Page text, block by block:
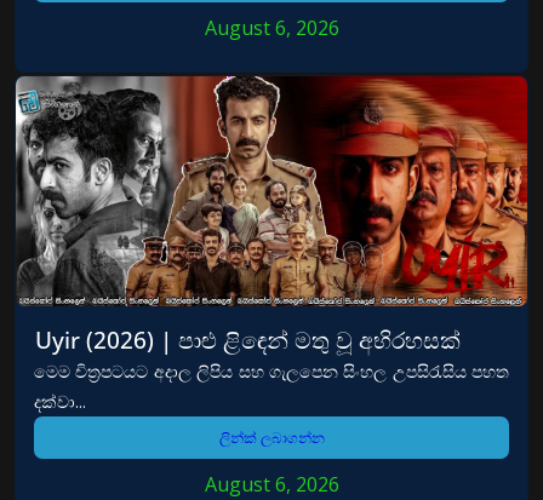
August 6, 2026
Uyir (2026) | පාළු ළිඳෙන් මතු වූ අභිරහසක්
මෙම චිත්‍රපටයට අදාල ලිපිය සහ ගැලපෙන සිංහල උපසිරැසිය පහත
දක්වා...
ලින්ක් ලබාගන්න
August 6, 2026